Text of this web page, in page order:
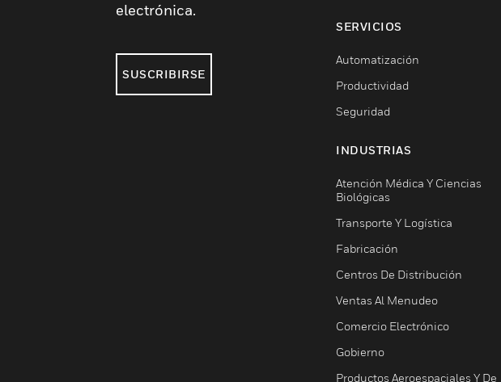
electrónica.
SUSCRIBIRSE
SERVICIOS
Automatización
Productividad
Seguridad
INDUSTRIAS
Atención Médica Y Ciencias
Biológicas
Transporte Y Logística
Fabricación
Centros De Distribución
Ventas Al Menudeo
Comercio Electrónico
Gobierno
Productos Aeroespaciales Y De